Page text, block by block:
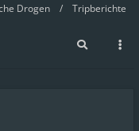
Drogen Tripberichte